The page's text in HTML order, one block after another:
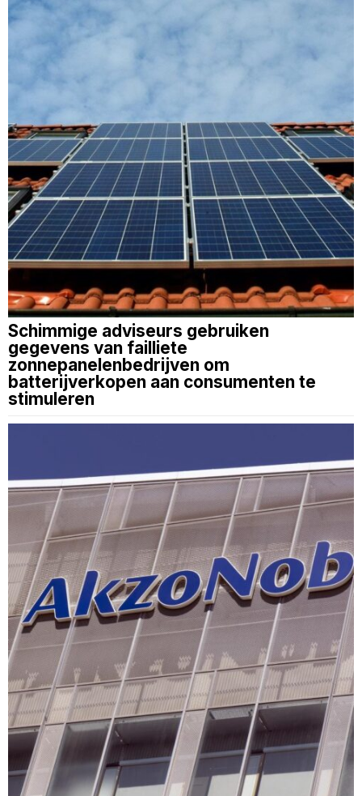
Schimmige adviseurs gebruiken
gegevens van failliete
zonnepanelenbedrijven om
batterijverkopen aan consumenten te
stimuleren